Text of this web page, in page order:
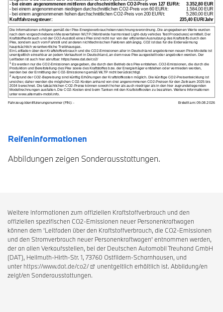
Reifeninformationen
Abbildungen zeigen Sonderausstattungen.
Weitere Informationen zum offiziellen Kraftstoffverbrauch und den
offiziellen spezifischen CO2-Emissionen neuer Personenkraftwagen
können dem 'Leitfaden über den Kraftstoffverbrauch, die CO2-Emissionen
und den Stromverbrauch neuer Personenkraftwagen' entnommen werden,
der an allen Verkaufsstellen, bei der Deutschen Automobil Treuhand GmbH
(DAT), Hellmuth-Hirth-Str. 1, 73760 Ostfildern-Scharnhausen, und
unter https://www.dat.de/co2/
unentgeltlich erhältlich ist. Abbildung/en
zeigt/en Sonderausstattungen.